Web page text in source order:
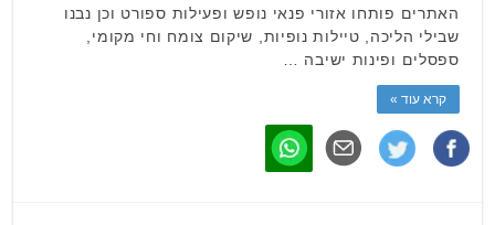
האתרים פותחו אזורי פנאי נופש ופעילות ספורט וכן נבנו
שבילי הליכה, טיילות נופיות, שיקום צומח וחי מקומי,
ספסלים ופינות ישיבה …
קרא עוד »